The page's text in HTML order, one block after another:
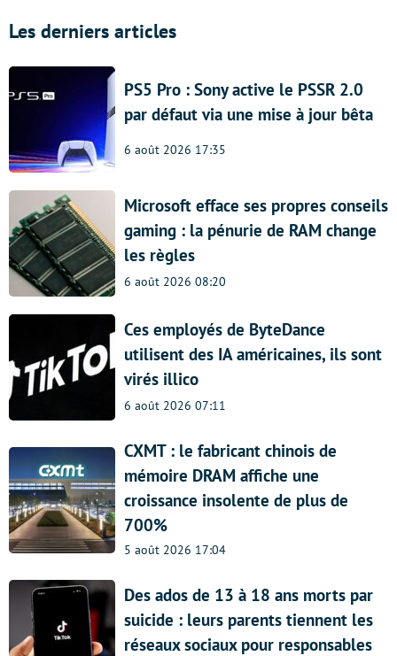
Les derniers articles
PS5 Pro : Sony active le PSSR 2.0
par défaut via une mise à jour bêta
6 août 2026 17:35
Microsoft efface ses propres conseils
gaming : la pénurie de RAM change
les règles
6 août 2026 08:20
Ces employés de ByteDance
utilisent des IA américaines, ils sont
virés illico
6 août 2026 07:11
CXMT : le fabricant chinois de
mémoire DRAM affiche une
croissance insolente de plus de
700%
5 août 2026 17:04
Des ados de 13 à 18 ans morts par
suicide : leurs parents tiennent les
réseaux sociaux pour responsables